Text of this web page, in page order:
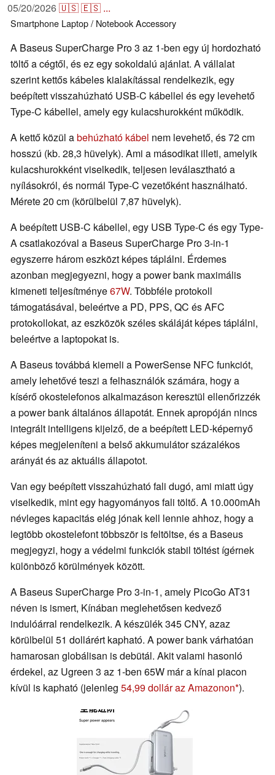
05/20/2026🇺🇸🇪🇸 ...
Smartphone Laptop / NotebookAccessory
A Baseus SuperCharge Pro 3 az 1-ben egy új hordozható
töltő a cégtől, és ez egy sokoldalú ajánlat. A vállalat
szerint kettős kábeles kialakítással rendelkezik, egy
beépített visszahúzható USB-C kábellel és egy levehető
Type-C kábellel, amely egy kulacshurokként működik.
A kettő közül abehúzható kábel nem levehető, és 72 cm
hosszú (kb. 28,3 hüvelyk). Ami a másodikat illeti, amelyik
kulacshurokként viselkedik, teljesen leválasztható a
nyílásokról, és normál Type-C vezetőként használható.
Mérete 20 cm (körülbelül 7,87 hüvelyk).
A beépített USB-C kábellel, egy USB Type-C és egy Type-
A csatlakozóval a Baseus SuperCharge Pro 3-in-1
egyszerre három eszközt képes táplálni. Érdemes
azonban megjegyezni, hogy a power bank maximális
kimeneti teljesítménye67W. Többféle protokoll
támogatásával, beleértve a PD, PPS, QC és AFC
protokollokat, az eszközök széles skáláját képes táplálni,
beleértve a laptopokat is.
A Baseus továbbá kiemeli a PowerSense NFC funkciót,
amely lehetővé teszi a felhasználók számára, hogy a
kísérő okostelefonos alkalmazáson keresztül ellenőrizzék
a power bank általános állapotát. Ennek apropóján nincs
integrált intelligens kijelző, de a beépített LED-képernyő
képes megjeleníteni a belső akkumulátor százalékos
arányát és az aktuális állapotot.
Van egy beépített visszahúzható fali dugó, ami miatt úgy
viselkedik, mint egy hagyományos fali töltő. A 10.000mAh
névleges kapacitás elég jónak kell lennie ahhoz, hogy a
legtöbb okostelefont többször is feltöltse, és a Baseus
megjegyzi, hogy a védelmi funkciók stabil töltést ígérnek
különböző körülmények között.
A Baseus SuperCharge Pro 3-in-1, amely PicoGo AT31
néven is ismert, Kínában meglehetősen kedvező
indulóárral rendelkezik. A készülék 345 CNY, azaz
körülbelül 51 dollárért kapható. A power bank várhatóan
hamarosan globálisan is debütál. Akit valami hasonló
érdekel, az Ugreen 3 az 1-ben 65W már a kínai piacon
kívül is kapható (jelenleg 54,99 dollár az Amazonon ).